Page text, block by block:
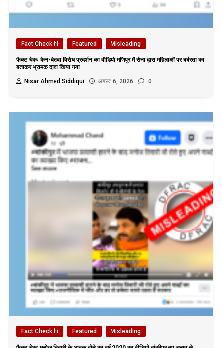
Fact Check hi Featured Misleading
फैक्ट चेकः केन-बेतवा विरोध प्रदर्शन का वीडियो मणिपुर में सेना द्वारा महिलाओं पर बर्बरता का
बताकर भ्रामक दावा किया गया
Nisar Ahmed Siddiqui
अगस्त 6, 2026 0
Fact Check hi Featured Misleading